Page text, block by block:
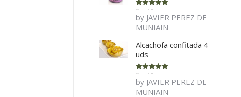
Rated 5
of 5
by JAVIER PEREZ DE
MUNIAIN
Alcachofa confitada 4
uds
Rated 5
of 5
by JAVIER PEREZ DE
MUNIAIN